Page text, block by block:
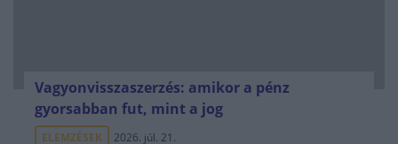
Vagyonvisszaszerzés: amikor a pénz
gyorsabban fut, mint a jog
ELEMZÉSEK 2026. júl. 21.